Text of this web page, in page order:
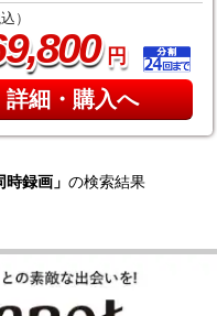
）
,800円
詳細・購入へ
時録画」 の検索結果